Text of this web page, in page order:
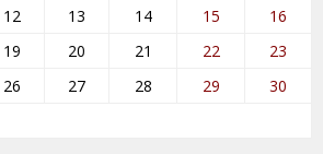
12 13 14 15
16
19 20 21 22
23
26 27 28 29
30